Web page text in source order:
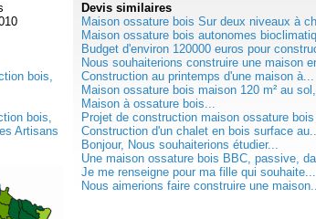
bois,
bois,
Artisans
Devis similaires
Maison ossature bois Sur deux niveaux à
Maison ossature bois autonomes
Budget d'environ 120000 euros pour
Nous souhaiterions construire une maison
Construction au printemps d'une maison à...
Maison ossature bois maison 120 m² au
Maison à ossature bois...
Projet de construction maison ossature
Construction d'un chalet en bois surface
Bonjour, Nous souhaiterions étudier...
Une maison ossature bois BBC, passive,
Je me renseigne pour ma fille qui souhaite...
Nous aimerions faire construire une